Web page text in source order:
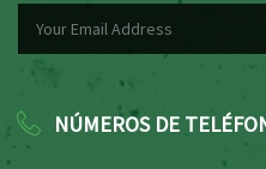
NÚMEROS DE